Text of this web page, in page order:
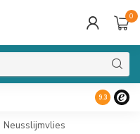
0
9.3
Neusslijmvlies